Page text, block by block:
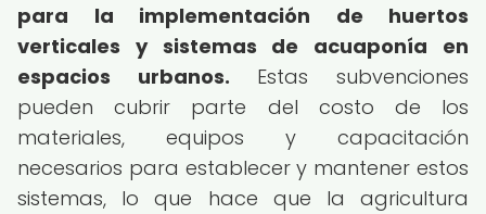
para la implementación de huertos
verticales y sistemas de acuaponía en
espacios urbanos. Estas subvenciones
pueden cubrir parte del costo de los
materiales, equipos y capacitación
necesarios para establecer y mantener estos
sistemas, lo que hace que la agricultura